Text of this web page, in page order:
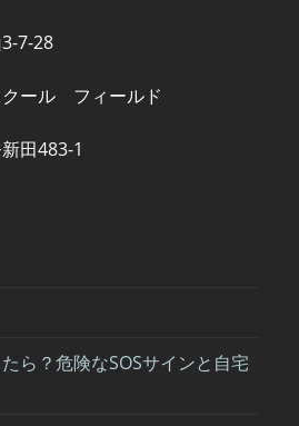
7-28
クール フィールド
田483-1
ら？危険なSOSサインと自宅